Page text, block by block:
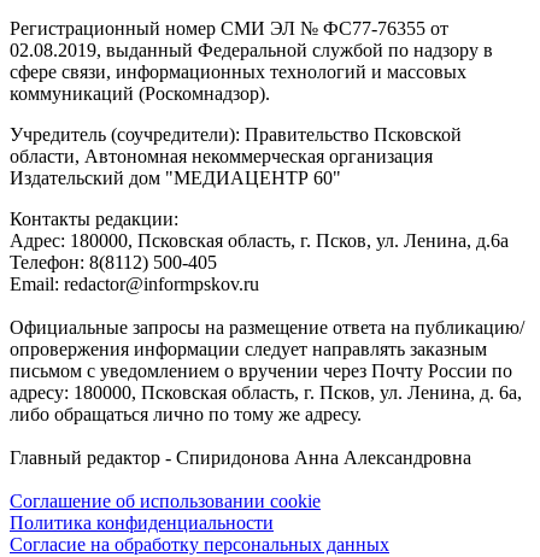
Регистрационный номер СМИ ЭЛ № ФС77-76355 от
02.08.2019, выданный Федеральной службой по надзору в
сфере связи, информационных технологий и массовых
коммуникаций (Роскомнадзор).
Учредитель (соучредители): Правительство Псковской
области, Автономная некоммерческая организация
Издательский дом "МЕДИАЦЕНТР 60"
Контакты редакции:
Адреc: 180000, Псковская область, г. Псков, ул. Ленина, д.6а
Телефон: 8(8112) 500-405
Email: redactor@informpskov.ru
Официальные запросы на размещение ответа на публикацию/
опровержения информации следует направлять заказным
письмом с уведомлением о вручении через Почту России по
адресу: 180000, Псковская область, г. Псков, ул. Ленина, д. 6а,
либо обращаться лично по тому же адресу.
Главный редактор - Спиридонова Анна Александровна
Соглашение об использовании cookie
Политика конфиденциальности
Согласие на обработку персональных данных